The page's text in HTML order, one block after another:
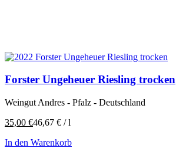
Forster Ungeheuer Riesling trocken
Weingut Andres - Pfalz - Deutschland
35,00 €46,67 € /l
In den Warenkorb